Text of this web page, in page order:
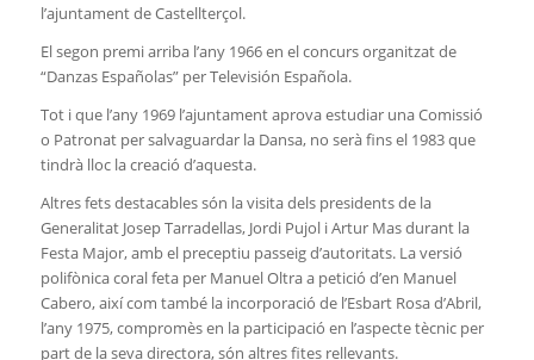
l’ajuntament de Castellterçol.
El segon premi arriba l’any 1966 en el concurs organitzat de
“Danzas Españolas” per Televisión Española.
Tot i que l’any 1969 l’ajuntament aprova estudiar una Comissió
o Patronat per salvaguardar la Dansa, no serà fins el 1983 que
tindrà lloc la creació d’aquesta.
Altres fets destacables són la visita dels presidents de la
Generalitat Josep Tarradellas, Jordi Pujol i Artur Mas durant la
Festa Major, amb el preceptiu passeig d’autoritats. La versió
polifònica coral feta per Manuel Oltra a petició d’en Manuel
Cabero, així com també la incorporació de l’Esbart Rosa d’Abril,
l’any 1975, compromès en la participació en l’aspecte tècnic per
part de la seva directora, són altres fites rellevants.